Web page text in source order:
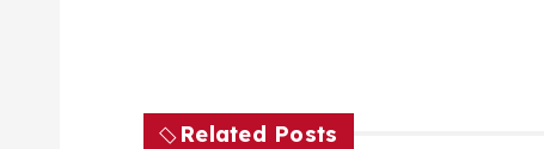
Related Posts